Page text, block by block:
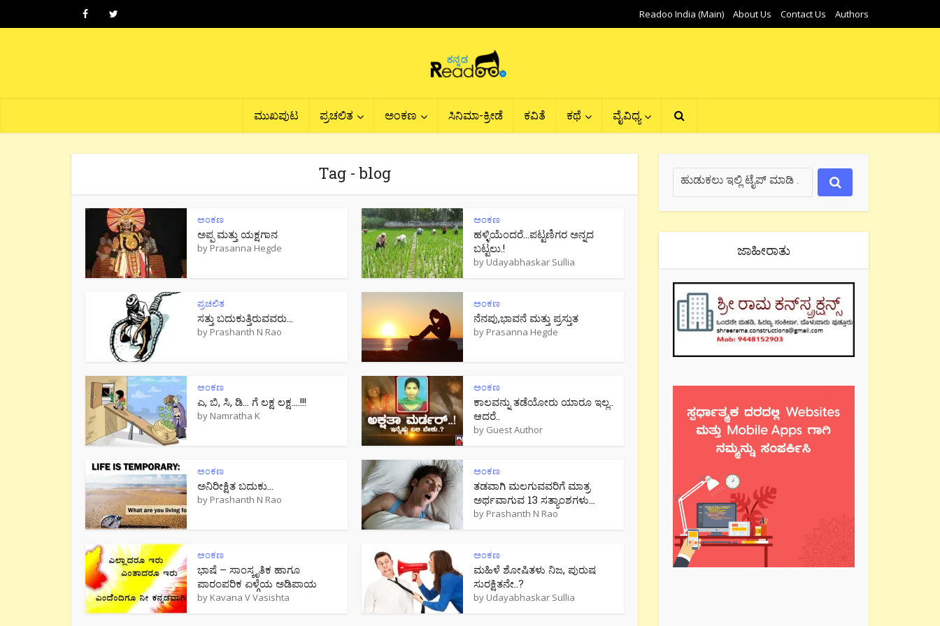
Readoo India (Main) About Us Contact Us Authors
ಮುಖಪುಟ ಪ್ರಚಲಿತ ಅಂಕಣ ಸಿನಿಮಾ-ಕ್ರೀಡೆ ಕವಿತೆ ಕಥೆ ವೈವಿಧ್ಯ
Tag - blog
ಅಂಕಣ
ಅಪ್ಪ ಮತ್ತು ಯಕ್ಷಗಾನ
by Prasanna Hegde
ಅಂಕಣ
ಹಳ್ಳಿಯೆಂದರೆ…ಪಟ್ಟಣಿಗರ ಅನ್ನದ
ಬಟ್ಟಲು.!
by Udayabhaskar Sullia
ಪ್ರಚಲಿತ
ಸತ್ತು ಬದುಕುತ್ತಿರುವವರು…
by Prashanth N Rao
ಅಂಕಣ
ನೆನಪು,ಭಾವನೆ ಮತ್ತು ಪ್ರಸ್ತುತ
by Prasanna Hegde
ಅಂಕಣ
ಎ, ಬಿ, ಸಿ, ಡಿ… ಗೆ ಲಕ್ಷ ಲಕ್ಷ….!!!
by Namratha K
ಅಂಕಣ
ಕಾಲವನ್ನು ತಡೆಯೋರು ಯಾರೂ ಇಲ್ಲ..
ಆದರೆ..
by Guest Author
ಅಂಕಣ
ಅನಿರೀಕ್ಷಿತ ಬದುಕು…
by Prashanth N Rao
ಅಂಕಣ
ತಡವಾಗಿ ಮಲಗುವವರಿಗೆ ಮಾತ್ರ
ಅರ್ಥವಾಗುವ 13 ಸತ್ಯಾಂಶಗಳು…
by Prashanth N Rao
ಅಂಕಣ
ಭಾಷೆ – ಸಾಂಸ್ಕೃತಿಕ ಹಾಗೂ
ಪಾರಂಪರಿಕ ಏಳ್ಗೆಯ ಅಡಿಪಾಯ
by Kavana V Vasishta
ಅಂಕಣ
ಮಹಿಳೆ ಶೋಷಿತಳು ನಿಜ, ಪುರುಷ
ಸುರಕ್ಷಿತನೇ..?
by Udayabhaskar Sullia
ಜಾಹೀರಾತು